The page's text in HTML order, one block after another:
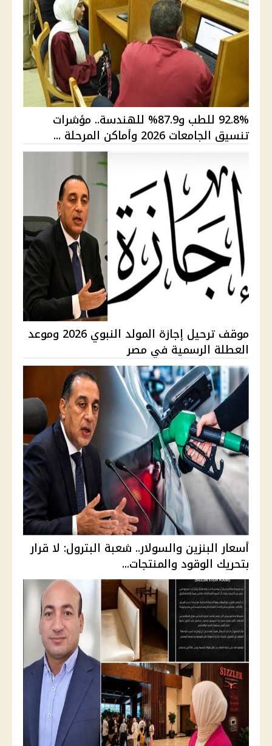
92.8% للطب و87.9% للهندسة.. مؤشرات
تنسيق الجامعات 2026 وأماكن المرحلة ...
موقف ترحيل إجازة المولد النبوي 2026 وموعد
العطلة الرسمية في مصر
أسعار البنزين والسولار.. شعبة البترول: لا قرار
بتحريك الوقود والمنتجات...